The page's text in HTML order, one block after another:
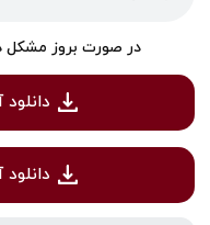
در صورت بروز مشکل
دانلود
دانلود